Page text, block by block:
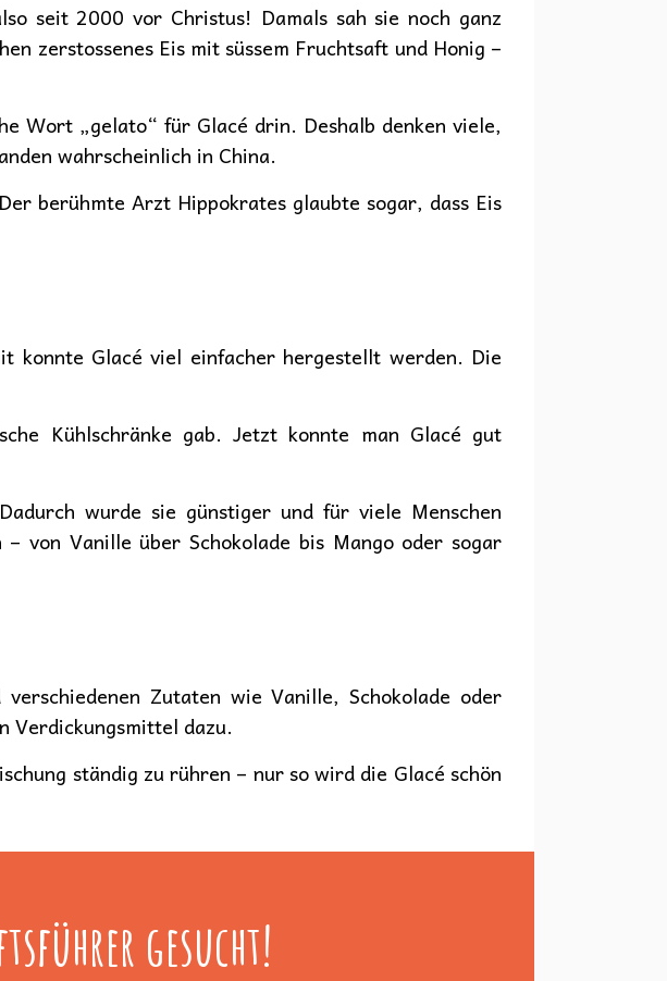
seit 2000 vor Christus! Damals sah sie noch ganz
zerstossenes Eis mit süssem Fruchtsaft und Honig –
Wort „gelato“ für Glacé drin. Deshalb denken viele,
wahrscheinlich in China.
berühmte Arzt Hippokrates glaubte sogar, dass Eis
konnte Glacé viel einfacher hergestellt werden. Die
Kühlschränke gab. Jetzt konnte man Glacé gut
wurde sie günstiger und für viele Menschen
von Vanille über Schokolade bis Mango oder sogar
Zutaten wie Vanille, Schokolade oder
Verdickungsmittel dazu.
ständig zu rühren – nur so wird die Glacé schön
gesucht!